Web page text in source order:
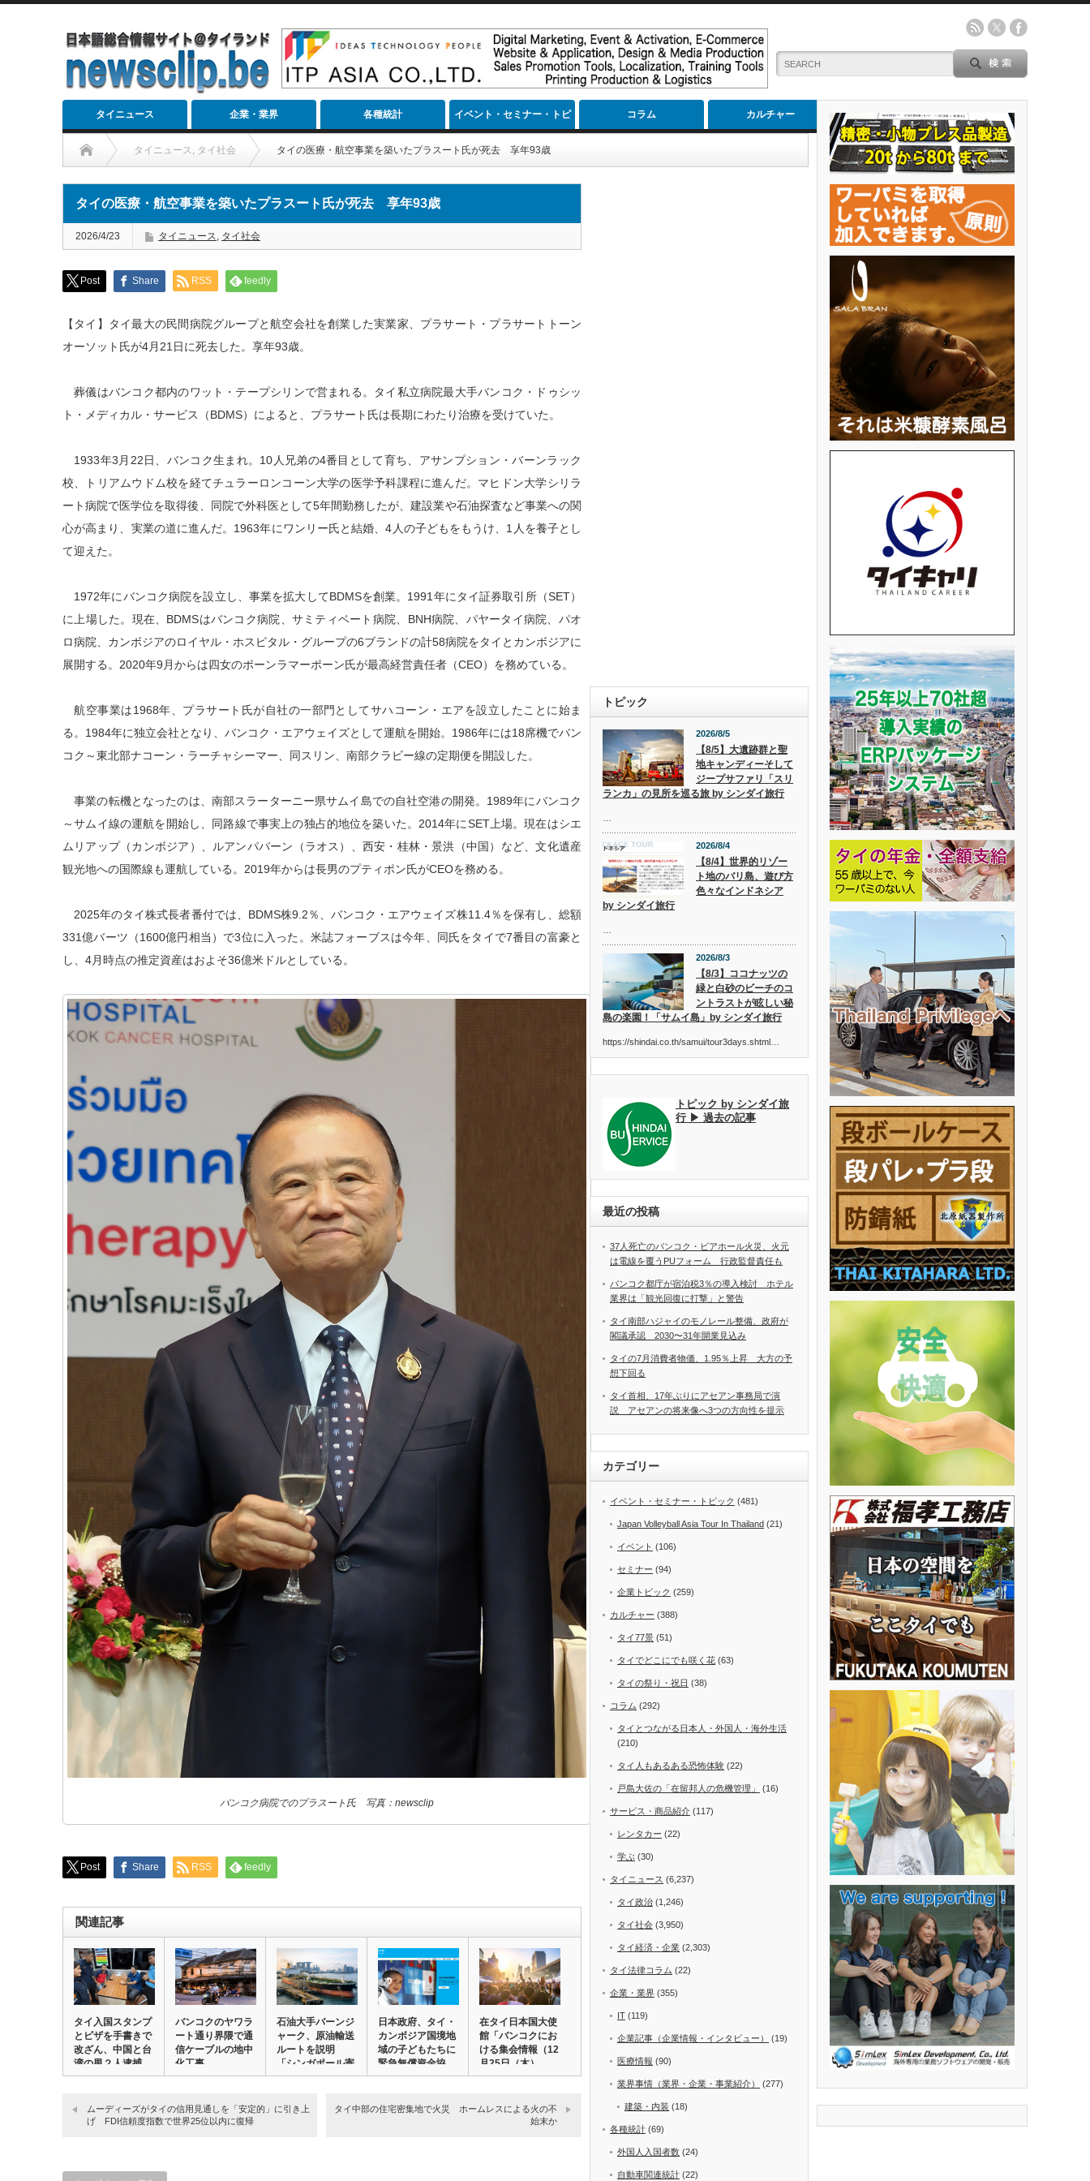
タイニュース 企業・業界 各種統計 イベント・セミナー・トピ
ック
コラム カルチャー
タイニュース, タイ社会 タイの医療・航空事業を築いたプラスート氏が死去 享年93歳
タイの医療・航空事業を築いたプラスート氏が死去 享年93歳
2026/4/23 タイニュース, タイ社会
Post Share RSS feedly
【タイ】タイ最大の民間病院グループと航空会社を創業した実業家、プラサート・プラサートトーン
オーソット氏が4月21日に死去した。享年93歳。
葬儀はバンコク都内のワット・テープシリンで営まれる。タイ私立病院最大手バンコク・ドゥシッ
ト・メディカル・サービス（BDMS）によると、プラサート氏は長期にわたり治療を受けていた。
1933年3月22日、バンコク生まれ。10人兄弟の4番目として育ち、アサンプション・バーンラック
校、トリアムウドム校を経てチュラーロンコーン大学の医学予科課程に進んだ。マヒドン大学シリラ
ート病院で医学位を取得後、同院で外科医として5年間勤務したが、建設業や石油探査など事業への関
心が高まり、実業の道に進んだ。1963年にワンリー氏と結婚、4人の子どもをもうけ、1人を養子とし
て迎えた。
1972年にバンコク病院を設立し、事業を拡大してBDMSを創業。1991年にタイ証券取引所（SET）
に上場した。現在、BDMSはバンコク病院、サミティベート病院、BNH病院、パヤータイ病院、パオ
ロ病院、カンボジアのロイヤル・ホスピタル・グループの6ブランドの計58病院をタイとカンボジアに
展開する。2020年9月からは四女のポーンラマーポーン氏が最高経営責任者（CEO）を務めている。
航空事業は1968年、プラサート氏が自社の一部門としてサハコーン・エアを設立したことに始ま
る。1984年に独立会社となり、バンコク・エアウェイズとして運航を開始。1986年には18席機でバン
コク～東北部ナコーン・ラーチャシーマー、同スリン、南部クラビー線の定期便を開設した。
事業の転機となったのは、南部スラーターニー県サムイ島での自社空港の開発。1989年にバンコク
～サムイ線の運航を開始し、同路線で事実上の独占的地位を築いた。2014年にSET上場。現在はシエ
ムリアップ（カンボジア）、ルアンパバーン（ラオス）、西安・桂林・景洪（中国）など、文化遺産
観光地への国際線も運航している。2019年からは長男のプティポン氏がCEOを務める。
2025年のタイ株式長者番付では、BDMS株9.2％、バンコク・エアウェイズ株11.4％を保有し、総額
331億バーツ（1600億円相当）で3位に入った。米誌フォーブスは今年、同氏をタイで7番目の富豪と
し、4月時点の推定資産はおよそ36億米ドルとしている。
バンコク病院でのプラスート氏 写真：newsclip
Post Share RSS feedly
関連記事
タイ入国スタンプ
とビザを手書きで
改ざん、中国と台
湾の男２人逮捕
バンコクのヤワラ
ート通り界隈で通
信ケーブルの地中
化工事
石油大手バーンジ
ャーク、原油輸送
ルートを説明
「シンガポール寄
港…
日本政府、タイ・
カンボジア国境地
域の子どもたちに
緊急無償資金協
力…
在タイ日本国大使
館「バンコクにお
ける集会情報（12
月25日（木）…
ムーディーズがタイの信用見通しを「安定的」に引き上
げ FDI信頼度指数で世界25位以内に復帰
タイ中部の住宅密集地で火災 ホームレスによる火の不
始末か
トピック
2026/8/5
【8/5】大遺跡群と聖
地キャンディーそして
ジープサファリ「スリ
ランカ」の見所を巡る旅 by シンダイ旅行
2026/8/4
【8/4】世界的リゾー
ト地のバリ島、遊び方
色々なインドネシア
by シンダイ旅行
2026/8/3
【8/3】ココナッツの
緑と白砂のビーチのコ
ントラストが眩しい秘
島の楽園！「サムイ島」by シンダイ旅行
https://shindai.co.th/samui/tour3days.shtml…
トピック by シンダイ旅
行 ▶ 過去の記事
最近の投稿
37人死亡のバンコク・ビアホール火災、火元
は電線を覆うPUフォーム 行政監督責任も
バンコク都庁が宿泊税3％の導入検討 ホテル
業界は「観光回復に打撃」と警告
タイ南部ハジャイのモノレール整備、政府が
閣議承認 2030〜31年開業見込み
タイの7月消費者物価、1.95％上昇 大方の予
想下回る
タイ首相、17年ぶりにアセアン事務局で演
説 アセアンの将来像へ3つの方向性を提示
カテゴリー
イベント・セミナー・トピック (481)
Japan Volleyball Asia Tour In Thailand (21)
イベント (106)
セミナー (94)
企業トピック (259)
カルチャー (388)
タイ77景 (51)
タイでどこにでも咲く花 (63)
タイの祭り・祝日 (38)
コラム (292)
タイとつながる日本人・外国人・海外生活
(210)
タイ人もあるある恐怖体験 (22)
戸島大佐の「在留邦人の危機管理」 (16)
サービス・商品紹介 (117)
レンタカー (22)
学ぶ (30)
タイニュース (6,237)
タイ政治 (1,246)
タイ社会 (3,950)
タイ経済・企業 (2,303)
タイ法律コラム (22)
企業・業界 (355)
IT (119)
企業記事（企業情報・インタビュー） (19)
医療情報 (90)
業界事情（業界・企業・事業紹介） (277)
建築・内装 (18)
各種統計 (69)
外国人入国者数 (24)
自動車関連統計 (22)